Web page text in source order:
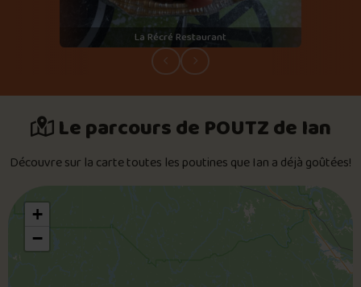
La Récré Restaurant
Le parcours de POUTZ de Ian
Découvre sur la carte toutes les poutines que Ian a déjà goûtées!
+
−